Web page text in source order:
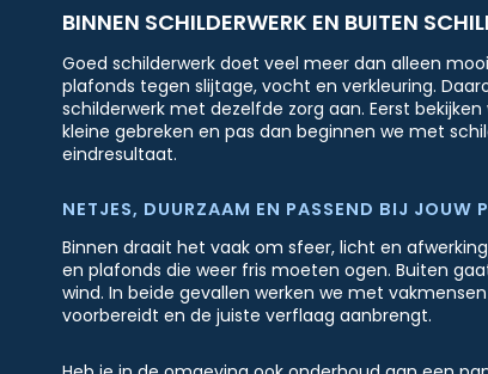
BINNEN SCHILDERWERK EN BUITEN
Goed schilderwerk doet veel meer dan alleen
plafonds tegen slijtage, vocht en verkleuring.
schilderwerk met dezelfde zorg aan. Eerst
kleine gebreken en pas dan beginnen we met
eindresultaat.
NETJES, DUURZAAM EN PASSEND BIJ JOUW
Binnen draait het vaak om sfeer, licht en
en plafonds die weer fris moeten ogen. Buiten
wind. In beide gevallen werken we met
voorbereidt en de juiste verflaag aanbrengt.